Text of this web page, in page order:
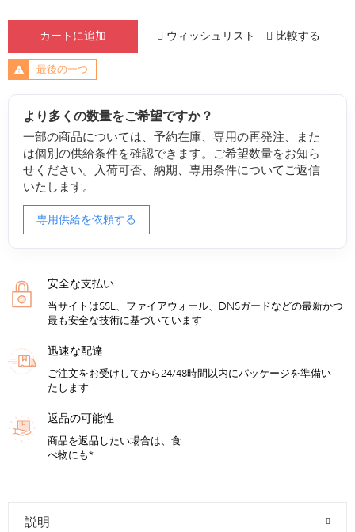
カートに追加 ウィッシュリスト 比較する
最後の一つ
より多くの数量をご希望ですか？
一部の商品については、予約在庫、専用の再発注、また
は個別の供給条件を確認できます。ご希望数量をお知ら
せください。入荷可否、納期、専用条件についてご返信
いたします。
専用供給を依頼する
安全な支払い
当サイトはSSL、ファイアウォール、DNSガードなどの最新かつ
最も安全な技術に基づいています
迅速な配達
ご注文をお受けしてから24/48時間以内にパッケージを準備い
たします
返品の可能性
商品を返品したい場合は、食
べ物にも*
説明